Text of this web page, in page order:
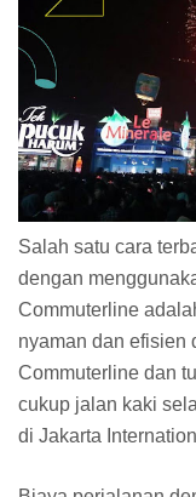
Salah satu cara
dengan
Commuterline
nyaman dan efisien
Commuterline dan
cukup jalan kaki
di Jakarta